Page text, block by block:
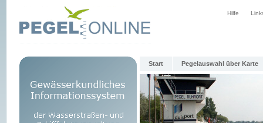
Hilfe
Start Pegelauswahl über Karte